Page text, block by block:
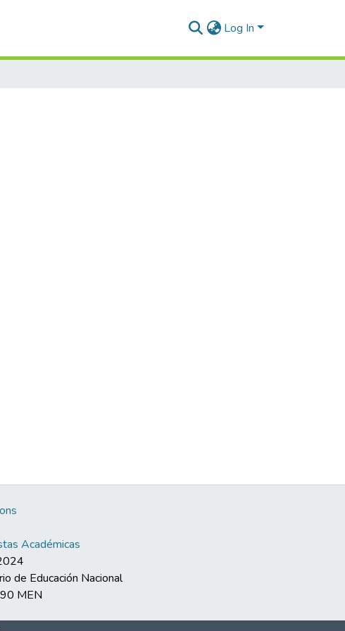
Log In
Académicas
de Educación Nacional
MEN